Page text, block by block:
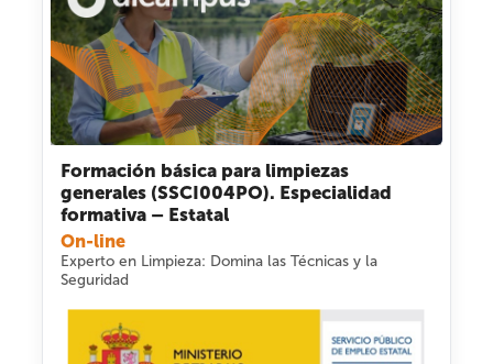
Formación básica para limpiezas
generales (SSCI004PO). Especialidad
formativa – Estatal
On-line
Experto en Limpieza: Domina las Técnicas y la
Seguridad